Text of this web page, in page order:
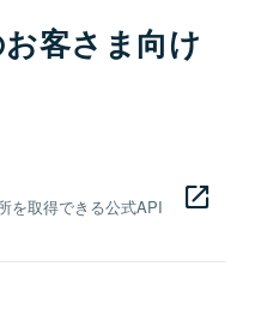
客さま向け
を取得できる公式API